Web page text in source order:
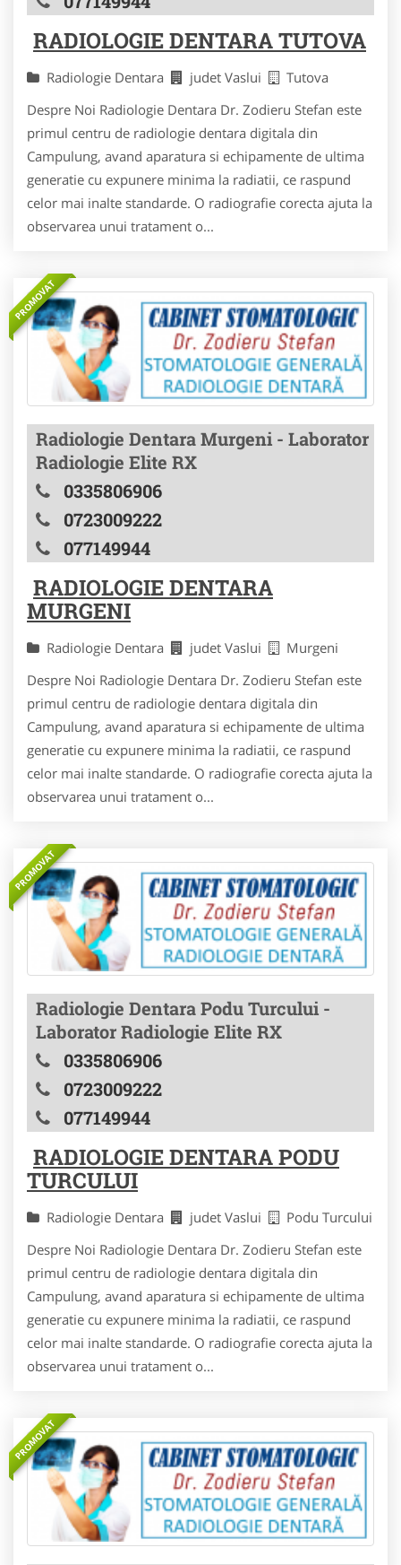
RADIOLOGIE DENTARA TUTOVA
Radiologie Dentara judet Vaslui
Tutova
Despre Noi Radiologie Dentara Dr. Zodieru Stefan este
primul centru de radiologie dentara digitala din
Campulung, avand aparatura si echipamente de ultima
generatie cu expunere minima la radiatii, ce raspund
celor mai inalte standarde. O radiografie corecta ajuta la
observarea unui tratament o...
PROMOVAT
Radiologie Dentara Murgeni - Laborator
Radiologie Elite RX
0335806906
0723009222
077149944
RADIOLOGIE DENTARA
MURGENI
Radiologie Dentara judet Vaslui
Murgeni
Despre Noi Radiologie Dentara Dr. Zodieru Stefan este
primul centru de radiologie dentara digitala din
Campulung, avand aparatura si echipamente de ultima
generatie cu expunere minima la radiatii, ce raspund
celor mai inalte standarde. O radiografie corecta ajuta la
observarea unui tratament o...
PROMOVAT
Radiologie Dentara Podu Turcului -
Laborator Radiologie Elite RX
0335806906
0723009222
077149944
RADIOLOGIE DENTARA PODU
TURCULUI
Radiologie Dentara judet Vaslui
Podu Turcului
Despre Noi Radiologie Dentara Dr. Zodieru Stefan este
primul centru de radiologie dentara digitala din
Campulung, avand aparatura si echipamente de ultima
generatie cu expunere minima la radiatii, ce raspund
celor mai inalte standarde. O radiografie corecta ajuta la
observarea unui tratament o...
PROMOVAT